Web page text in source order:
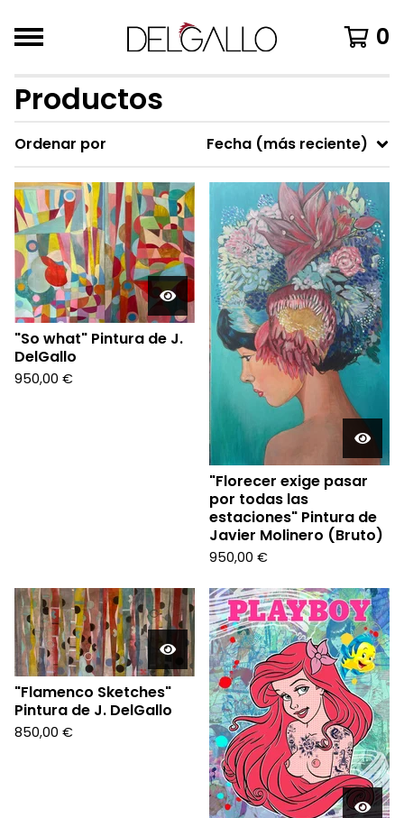
0
Productos
Ordenar por Fecha (más reciente)
"So what" Pintura de J.
DelGallo
950,00 €
"Florecer exige pasar
por todas las
estaciones" Pintura de
Javier Molinero (Bruto)
950,00 €
"Flamenco Sketches"
Pintura de J. DelGallo
850,00 €